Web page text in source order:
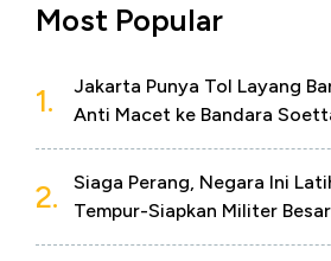
Most Popular
1.
Jakarta Punya Tol Layang
Anti Macet ke Bandara
2.
Siaga Perang, Negara Ini
Tempur-Siapkan Militer